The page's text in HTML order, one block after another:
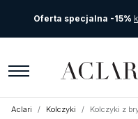
Oferta specjalna -15%
Aclari Kolczyki Kolczyki z